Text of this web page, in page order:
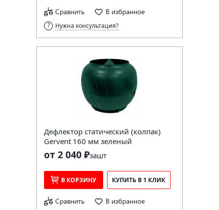
Сравнить В избранное
Нужна консультация?
Дефлектор статический (колпак)
Gervent 160 мм зеленый
от 2 040 ₽зашт
В КОРЗИНУ КУПИТЬ В 1 КЛИК
Сравнить В избранное